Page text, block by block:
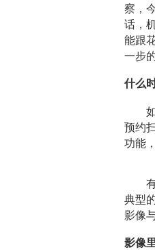
察，
话，
能跟
一步
什么
预约
功能
典型
影像
影像